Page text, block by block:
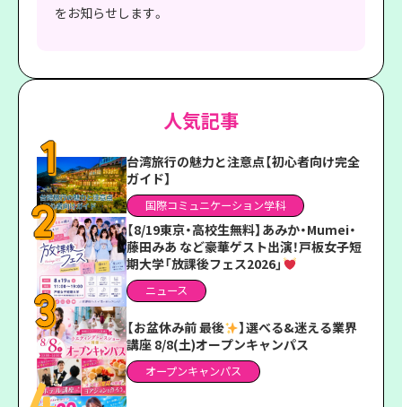
をお知らせします。
人気記事
台湾旅行の魅力と注意点【初心者向け完全
ガイド】
国際コミュニケーション学科
【8/19東京・高校生無料】あみか・Mumei・
藤田みあ など豪華ゲスト出演！戸板女子短
期大学「放課後フェス2026」
ニュース
【お盆休み前 最後
】選べる&迷える業界
講座 8/8(土)オープンキャンパス
オープンキャンパス